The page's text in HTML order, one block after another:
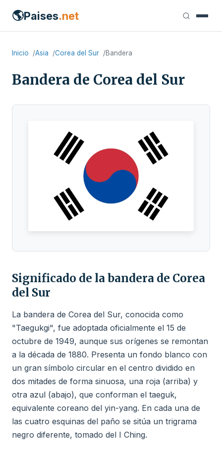
🌎Paises.net
Inicio Asia Corea del Sur Bandera
Bandera de Corea del Sur
Significado de la bandera de Corea
del Sur
La bandera de Corea del Sur, conocida como
"Taegukgi", fue adoptada oficialmente el 15 de
octubre de 1949, aunque sus orígenes se remontan
a la década de 1880. Presenta un fondo blanco con
un gran símbolo circular en el centro dividido en
dos mitades de forma sinuosa, una roja (arriba) y
otra azul (abajo), que conforman el taeguk,
equivalente coreano del yin-yang. En cada una de
las cuatro esquinas del paño se sitúa un trigrama
negro diferente, tomado del I Ching.